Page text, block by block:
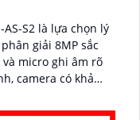
AS-S2 là lựa chọn lý
giải 8MP sắc
micro ghi âm rõ
cảnh báo an ninh